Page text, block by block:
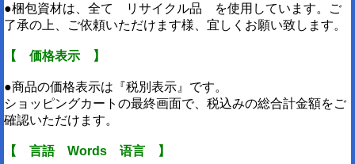
●梱包資材は、全て リサイクル品 を使用しています。ご
了承の上、ご依頼いただけます様、宜しくお願い致します。
【 価格表示 】
●商品の価格表示は『税別表示』です。
ショッピングカートの最終画面で、税込みの総合計金額をご
確認いただけます。
【 言語 Words 语言 】